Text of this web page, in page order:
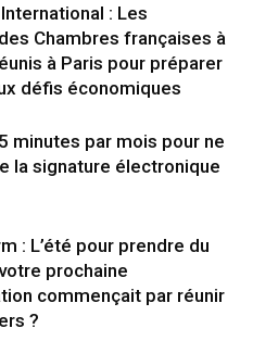
: Les
Chambres françaises à
à Paris pour préparer
défis économiques
minutes par mois pour ne
la signature électronique
: L’été pour prendre du
prochaine
commençait par réunir
?